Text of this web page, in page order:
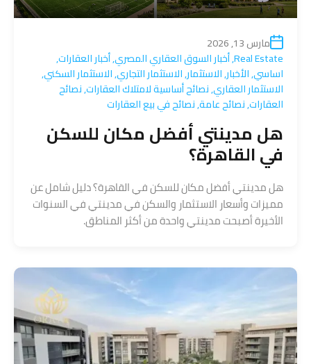
مارس 13, 2026
Real Estate
,أخبار السوق العقاري المصري,أخبار العقارات,
اساسي,الأخبار,الاستثمار,الاستثمار التجاري,الاستثمار السكني,
الاستثمار العقاري,نصائح أساسية لامتلاك العقارات,نصائح
العقارات,نصائح عامة,نصائح في بيع العقارات
هل مدينتي أفضل مكان للسكن
في القاهرة؟
هل مدينتي أفضل مكان للسكن في القاهرة؟ دليل شامل عن
مميزات وأسعار الاستثمار والسكن في مدينتي في السنوات
الأخيرة أصبحت مدينتي واحدة من أكثر المناطق.